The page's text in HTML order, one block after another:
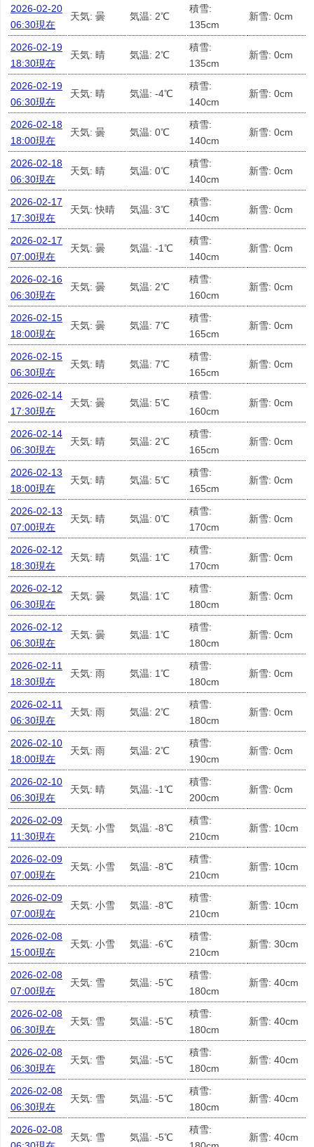
2026-02-20
06:30現在
天気: 曇 気温: 2℃
積雪:
135cm
新雪: 0cm
2026-02-19
18:30現在
天気: 晴 気温: 2℃
積雪:
135cm
新雪: 0cm
2026-02-19
06:30現在
天気: 晴 気温: -4℃
積雪:
140cm
新雪: 0cm
2026-02-18
18:00現在
天気: 曇 気温: 0℃
積雪:
140cm
新雪: 0cm
2026-02-18
06:30現在
天気: 晴 気温: 0℃
積雪:
140cm
新雪: 0cm
2026-02-17
17:30現在
天気: 快晴 気温: 3℃
積雪:
140cm
新雪: 0cm
2026-02-17
07:00現在
天気: 曇 気温: -1℃
積雪:
140cm
新雪: 0cm
2026-02-16
06:30現在
天気: 曇 気温: 2℃
積雪:
160cm
新雪: 0cm
2026-02-15
18:00現在
天気: 曇 気温: 7℃
積雪:
165cm
新雪: 0cm
2026-02-15
06:30現在
天気: 晴 気温: 7℃
積雪:
165cm
新雪: 0cm
2026-02-14
17:30現在
天気: 曇 気温: 5℃
積雪:
160cm
新雪: 0cm
2026-02-14
06:30現在
天気: 晴 気温: 2℃
積雪:
165cm
新雪: 0cm
2026-02-13
18:00現在
天気: 晴 気温: 5℃
積雪:
165cm
新雪: 0cm
2026-02-13
07:00現在
天気: 晴 気温: 0℃
積雪:
170cm
新雪: 0cm
2026-02-12
18:30現在
天気: 晴 気温: 1℃
積雪:
170cm
新雪: 0cm
2026-02-12
06:30現在
天気: 曇 気温: 1℃
積雪:
180cm
新雪: 0cm
2026-02-12
06:30現在
天気: 曇 気温: 1℃
積雪:
180cm
新雪: 0cm
2026-02-11
18:30現在
天気: 雨 気温: 1℃
積雪:
180cm
新雪: 0cm
2026-02-11
06:30現在
天気: 雨 気温: 2℃
積雪:
180cm
新雪: 0cm
2026-02-10
18:00現在
天気: 雨 気温: 2℃
積雪:
190cm
新雪: 0cm
2026-02-10
06:30現在
天気: 晴 気温: -1℃
積雪:
200cm
新雪: 0cm
2026-02-09
11:30現在
天気: 小雪 気温: -8℃
積雪:
210cm
新雪: 10cm
2026-02-09
07:00現在
天気: 小雪 気温: -8℃
積雪:
210cm
新雪: 10cm
2026-02-09
07:00現在
天気: 小雪 気温: -8℃
積雪:
210cm
新雪: 10cm
2026-02-08
15:00現在
天気: 小雪 気温: -6℃
積雪:
210cm
新雪: 30cm
2026-02-08
07:00現在
天気: 雪 気温: -5℃
積雪:
180cm
新雪: 40cm
2026-02-08
06:30現在
天気: 雪 気温: -5℃
積雪:
180cm
新雪: 40cm
2026-02-08
06:30現在
天気: 雪 気温: -5℃
積雪:
180cm
新雪: 40cm
2026-02-08
06:30現在
天気: 雪 気温: -5℃
積雪:
180cm
新雪: 40cm
2026-02-08
天気: 雪 気温: -5℃
積雪:
新雪: 40cm